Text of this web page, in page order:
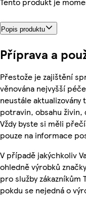
Popis produktu
Příprava a
Přestože je zajištění
věnována nejvyšší
neustále aktualizovány
potravin, obsahu
Vždy byste si měli
pouze na informace
V případě jakýchkoliv
ohledně výrobků
pro služby zákazníkům
pokdu se nejedná o